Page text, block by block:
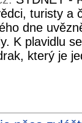
turisty a
dne
K plavidlu
který je